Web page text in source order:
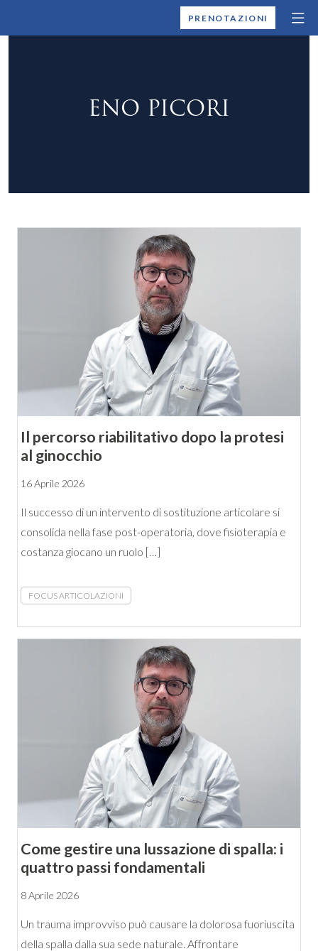
MONTALLEGROPRENOTAZIONI
ENO PICORI
Il percorso riabilitativo dopo la protesi
al ginocchio
16 Aprile 2026
Il successo di un intervento di sostituzione articolare si
consolida nella fase post-operatoria, dove fisioterapia e
costanza giocano un ruolo […]
FOCUS ARTICOLAZIONI
Come gestire una lussazione di spalla: i
quattro passi fondamentali
8 Aprile 2026
Un trauma improvviso può causare la dolorosa fuoriuscita
della spalla dalla sua sede naturale. Affrontare